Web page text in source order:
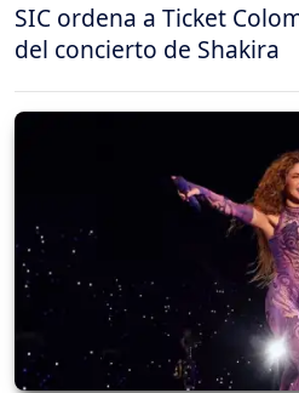
SIC ordena a Ticket
del concierto de Shakira